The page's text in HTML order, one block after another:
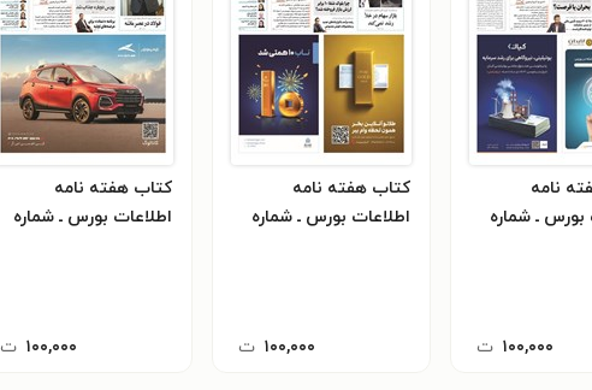
نامه
بورس ـ شماره
۱۰۰,۰۰۰ ت
کتاب هفته نامه
اطلاعات بورس ـ شماره
۱۰۰,۰۰۰ ت
کتاب هفته نامه
اطلاعات بورس ـ شماره
۱۰۰,۰۰۰ ت